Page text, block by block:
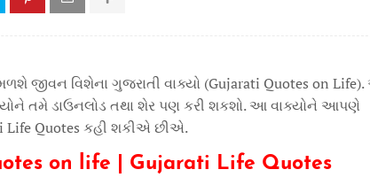
જીવન વિશેના ગુજરાતી વાક્યો (Gujarati Quotes on
તમે ડાઉનલોડ તથા શેર પણ કરી શકશો. આ વાક્યોને આપણે
Life Quotes કહી શકીએ છીએ.
on life | Gujarati Life Quotes